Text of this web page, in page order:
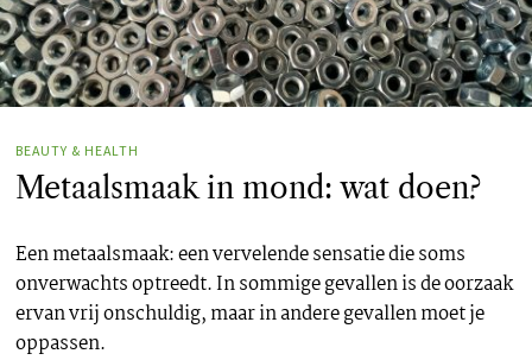
BEAUTY & HEALTH
Metaalsmaak in mond: wat doen?
Een metaalsmaak: een vervelende sensatie die soms
onverwachts optreedt. In sommige gevallen is de oorzaak
ervan vrij onschuldig, maar in andere gevallen moet je
oppassen.